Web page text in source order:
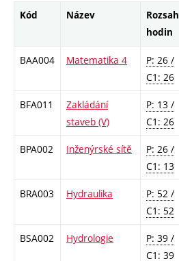
Kód Název
Rozsah
hodin
BAA004 Matematika 4
P: 26 /
C1: 26
BFA011
Zakládání
staveb (V)
P: 13 /
C1: 26
BPA002 Inženýrské sítě
P: 26 /
C1: 13
BRA003 Hydraulika
P: 52 /
C1: 52
BSA002 Hydrologie
P: 39 /
C1: 39